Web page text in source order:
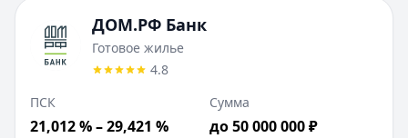
ДОМ.РФ Банк
Готовое жилье
4.8
ПСК
21,012 % – 29,421 %
Сумма
до 50 000 000 ₽